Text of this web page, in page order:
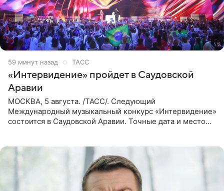
59 минут назад ТАСС
«Интервидение» пройдет в Саудовской
Аравии
МОСКВА, 5 августа. /ТАСС/. Следующий
Международный музыкальный конкурс «Интервидение»
состоится в Саудовской Аравии. Точные дата и место